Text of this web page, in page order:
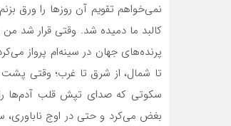
نمی‌خواهم تقویم آن روزها را ورق
کالبد ما دمیده شد. وقتی قرار شد من
پرنده‌های جهان در سینه‌ام پرواز
تا شمال، از شرق تا غرب؛ وقتی
سکوتی که صدای تپش قلب آدم‌ها را
بغض می‌کرد و حتی در اوج ناباوری،